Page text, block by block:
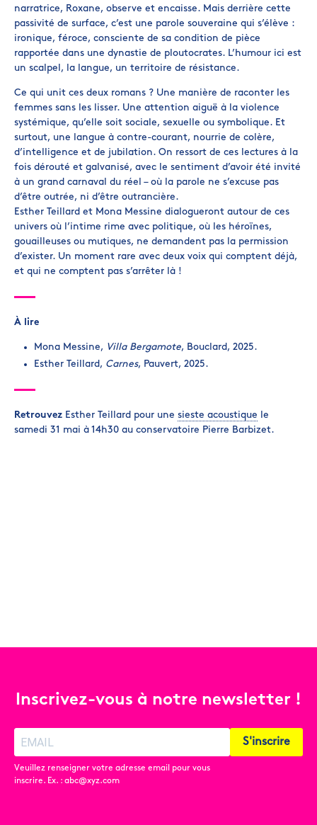
narratrice, Roxane, observe et encaisse. Mais derrière cette
passivité de surface, c’est une parole souveraine qui s’élève :
ironique, féroce, consciente de sa condition de pièce
rapportée dans une dynastie de ploutocrates. L’humour ici est
un scalpel, la langue, un territoire de résistance.
Ce qui unit ces deux romans ? Une manière de raconter les
femmes sans les lisser. Une attention aiguë à la violence
systémique, qu’elle soit sociale, sexuelle ou symbolique. Et
surtout, une langue à contre-courant, nourrie de colère,
d’intelligence et de jubilation. On ressort de ces lectures à la
fois dérouté et galvanisé, avec le sentiment d’avoir été invité
à un grand carnaval du réel – où la parole ne s’excuse pas
d’être outrée, ni d’être outrancière.
Esther Teillard et Mona Messine dialogueront autour de ces
univers où l’intime rime avec politique, où les héroïnes,
gouailleuses ou mutiques, ne demandent pas la permission
d’exister. Un moment rare avec deux voix qui comptent déjà,
et qui ne comptent pas s’arrêter là !
À lire
Mona Messine, Villa Bergamote, Bouclard, 2025.
Esther Teillard, Carnes, Pauvert, 2025.
Retrouvez Esther Teillard pour une sieste acoustique le
samedi 31 mai à 14h30 au conservatoire Pierre Barbizet.
Inscrivez-vous à notre newsletter !
Veuillez renseigner votre adresse email pour vous
inscrire. Ex. : abc@xyz.com
S'inscrire